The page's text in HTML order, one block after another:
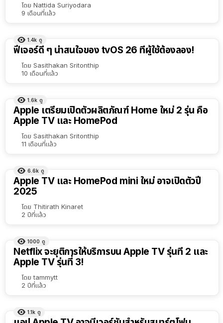
โดย Nattida Suriyodara
9 เดือนที่แล้ว
1.4k ดู
ฟีเจอร์ดี ๆ น่าสนใจของ tvOS 26 ที่ผู้ใช้ต้องลอง!
โดย Sasithakan Sritonthip
10 เดือนที่แล้ว
1.6k ดู
Apple เตรียมเปิดตัวผลิตภัณฑ์ Home ใหม่ 2 รุ่น คือ
Apple TV และ HomePod
โดย Sasithakan Sritonthip
11 เดือนที่แล้ว
6.6k ดู
Apple TV และ HomePod mini ใหม่ อาจเปิดตัวปี
2025
โดย Thitirath Kinaret
2 ปีที่แล้ว
1000 ดู
Netflix จะยุติการให้บริการบน Apple TV รุ่นที่ 2 และ
Apple TV รุ่นที่ 3!
โดย tammytt
2 ปีที่แล้ว
1.1k ดู